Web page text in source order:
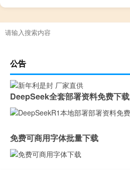
公告
DeepSeek全套部署资料免费下载
免费可商用字体批量下载